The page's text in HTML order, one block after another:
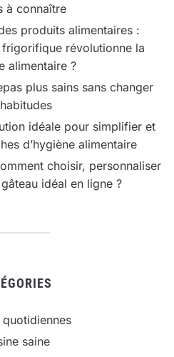
à connaître
produits alimentaires :
révolutionne la
alimentaire ?
plus sains sans changer
idéale pour simplifier et
d’hygiène alimentaire
choisir, personnaliser
idéal en ligne ?
quotidiennes
saine